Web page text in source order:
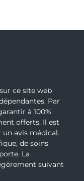
ce site web
Par
à 100%
offerts. Il est
avis médical.
de soins
La
suivant